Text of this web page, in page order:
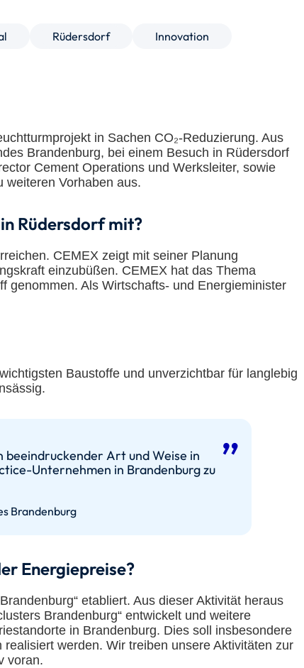
Rüdersdorf Innovation
in Sachen CO₂-Reduzierung. Aus
Brandenburg, bei einem Besuch in Rüdersdorf
Cement Operations und Werksleiter, sowie
weiteren Vorhaben aus.
Rüdersdorf mit?
CEMEX zeigt mit seiner Planung
einzubüßen. CEMEX hat das Thema
genommen. Als Wirtschafts- und Energieminister
Baustoffe und unverzichtbar für langlebig
beeindruckender Art und Weise in
Unternehmen in Brandenburg zu
Brandenburg
Energiepreise?
etabliert. Aus dieser Aktivität heraus
Brandenburg“ entwickelt und weitere
in Brandenburg. Dies soll insbesondere
werden. Wir treiben unsere Aktivitäten zur
voran.